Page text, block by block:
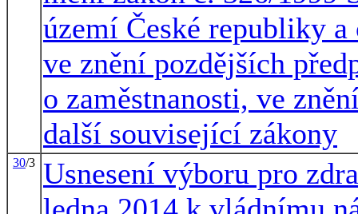
území České republiky
ve znění pozdějších
o zaměstnanosti, ve
další související zákony
30/3 Usnesení výboru pro